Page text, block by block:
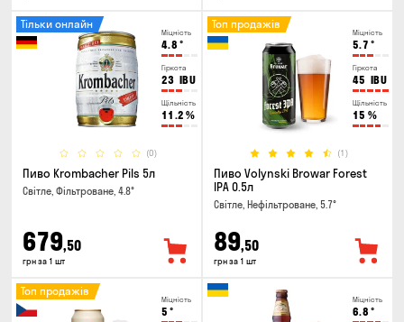
Міцність
4.8 °
Гіркота
23 IBU
Щільність
11.2 %
(0)
Тільки онлайн
Пиво Krombacher Pils 5л
Світле, Фільтроване, 4.8°
679,50
грн за 1 шт
Міцність
5.7 °
Гіркота
45 IBU
Щільність
15 %
(1)
Топ продажів
Пиво Volynski Browar Forest
IPA 0.5л
Світле, Нефільтроване, 5.7°
89,50
грн за 1 шт
Міцність
5 °
Топ продажів
Міцність
6.8 °